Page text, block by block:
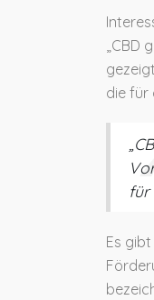
die für
für
Es